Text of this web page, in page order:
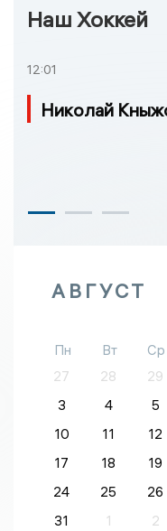
Наш Хоккей
12:01
Николай
АВГУСТ
Пн Вт Ср
27
28 29
3
4 5
10
11 12
17
18 19
24
25 26
31
1 2